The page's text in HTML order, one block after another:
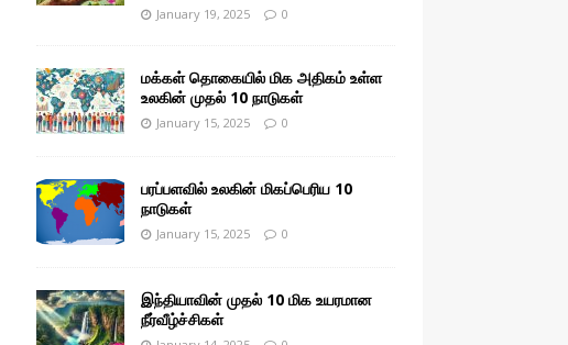
January 19, 2025 0
மக்கள் தொகையில் மிக அதிகம் உள்ள
உலகின் முதல் 10 நாடுகள்
January 15, 2025 0
பரப்பளவில் உலகின் மிகப்பெரிய 10
நாடுகள்
January 15, 2025 0
இந்தியாவின் முதல் 10 மிக உயரமான
நீர்வீழ்ச்சிகள்